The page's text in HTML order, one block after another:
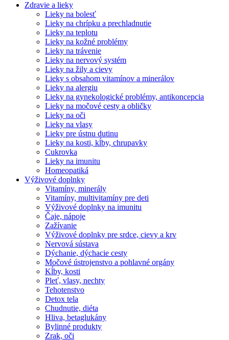
Zdravie a lieky
Lieky na bolesť
Lieky na chrípku a prechladnutie
Lieky na teplotu
Lieky na kožné problémy
Lieky na trávenie
Lieky na nervový systém
Lieky na žily a cievy
Lieky s obsahom vitamínov a minerálov
Lieky na alergiu
Lieky na gynekologické problémy, antikoncepcia
Lieky na močové cesty a obličky
Lieky na oči
Lieky na vlasy
Lieky pre ústnu dutinu
Lieky na kosti, kĺby, chrupavky
Cukrovka
Lieky na imunitu
Homeopatiká
Výživové doplnky
Vitamíny, minerály
Vitamíny, multivitamíny pre deti
Výživové doplnky na imunitu
Čaje, nápoje
Zažívanie
Výživové doplnky pre srdce, cievy a krv
Nervová sústava
Dýchanie, dýchacie cesty
Močové ústrojenstvo a pohlavné orgány
Kĺby, kosti
Pleť, vlasy, nechty
Tehotenstvo
Detox tela
Chudnutie, diéta
Hliva, betaglukány
Bylinné produkty
Zrak, oči